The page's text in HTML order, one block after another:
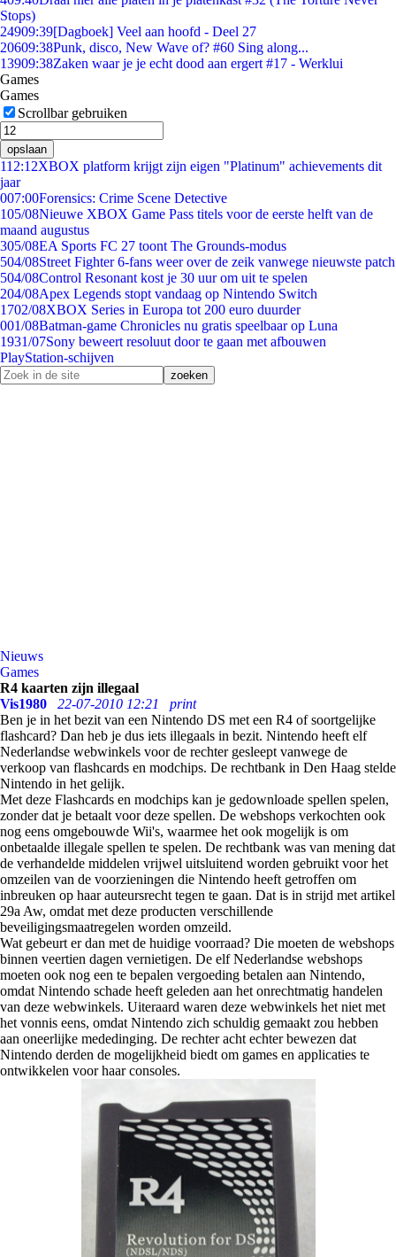
Stops)
24909:39[Dagboek] Veel aan hoofd - Deel 27
20609:38Punk, disco, New Wave of? #60 Sing along...
13909:38Zaken waar je je echt dood aan ergert #17 - Werklui
Games
Games
Scrollbar gebruiken
opslaan
112:12XBOX platform krijgt zijn eigen "Platinum" achievements dit
jaar
007:00Forensics: Crime Scene Detective
105/08Nieuwe XBOX Game Pass titels voor de eerste helft van de
maand augustus
305/08EA Sports FC 27 toont The Grounds-modus
504/08Street Fighter 6-fans weer over de zeik vanwege nieuwste patch
504/08Control Resonant kost je 30 uur om uit te spelen
204/08Apex Legends stopt vandaag op Nintendo Switch
1702/08XBOX Series in Europa tot 200 euro duurder
001/08Batman-game Chronicles nu gratis speelbaar op Luna
1931/07Sony beweert resoluut door te gaan met afbouwen
PlayStation-schijven
Nieuws
Games
R4 kaarten zijn illegaal
Vis1980
22-07-2010 12:21
print
Ben je in het bezit van een Nintendo DS met een R4 of soortgelijke
flashcard? Dan heb je dus iets illegaals in bezit. Nintendo heeft elf
Nederlandse webwinkels voor de rechter gesleept vanwege de
verkoop van flashcards en modchips. De rechtbank in Den Haag stelde
Nintendo in het gelijk.
Met deze Flashcards en modchips kan je gedownloade spellen spelen,
zonder dat je betaalt voor deze spellen. De webshops verkochten ook
nog eens omgebouwde Wii's, waarmee het ook mogelijk is om
onbetaalde illegale spellen te spelen. De rechtbank was van mening dat
de verhandelde middelen vrijwel uitsluitend worden gebruikt voor het
omzeilen van de voorzieningen die Nintendo heeft getroffen om
inbreuken op haar auteursrecht tegen te gaan. Dat is in strijd met artikel
29a Aw, omdat met deze producten verschillende
beveiligingsmaatregelen worden omzeild.
Wat gebeurt er dan met de huidige voorraad? Die moeten de webshops
binnen veertien dagen vernietigen. De elf Nederlandse webshops
moeten ook nog een te bepalen vergoeding betalen aan Nintendo,
omdat Nintendo schade heeft geleden aan het onrechtmatig handelen
van deze webwinkels. Uiteraard waren deze webwinkels het niet met
het vonnis eens, omdat Nintendo zich schuldig gemaakt zou hebben
aan oneerlijke mededinging. De rechter acht echter bewezen dat
Nintendo derden de mogelijkheid biedt om games en applicaties te
ontwikkelen voor haar consoles.